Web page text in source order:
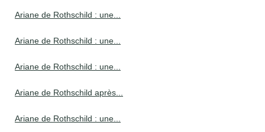
Ariane de Rothschild : une...
Ariane de Rothschild : une...
Ariane de Rothschild : une...
Ariane de Rothschild après...
Ariane de Rothschild : une...